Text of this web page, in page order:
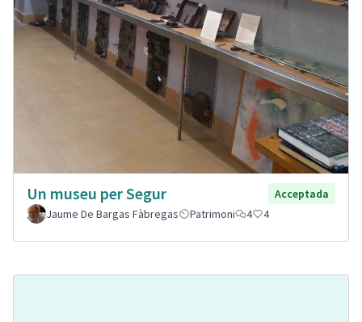
Un museu per Segur
Acceptada
Jaume De Bargas Fàbregas
Patrimoni 4 4